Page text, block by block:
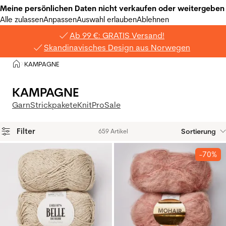
Meine persönlichen Daten nicht verkaufen oder weitergeben
Alle zulassenAnpassenAuswahl erlaubenAblehnen
Ab 99 €: GRATIS Versand!
Skandinavisches Design aus Norwegen
Privat
>KAMPAGNE
KAMPAGNE
GarnStrickpaketeKnitProSale
Filter 659 Artikel Sortierung
Produkte
-70%